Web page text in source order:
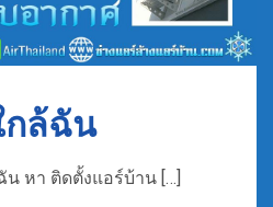
กล้ฉัน
น หา ติดตั้งแอร์บ้าน […]